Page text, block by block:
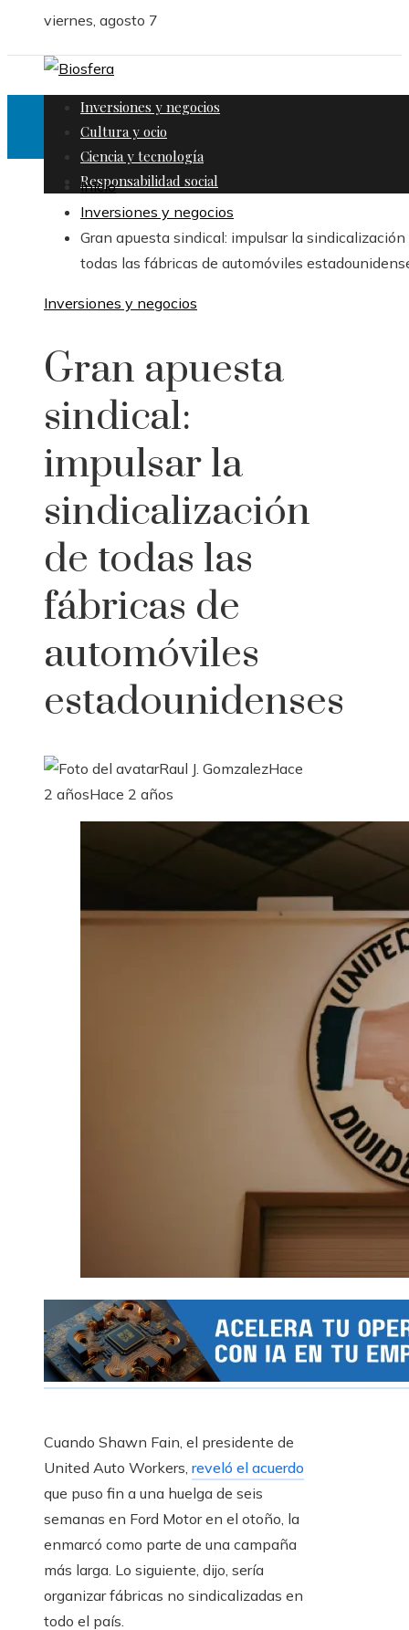
viernes, agosto 7
Inversiones y negocios
Cultura y ocio
Ciencia y tecnología
Responsabilidad social
Inicio
Inversiones y negocios
Gran apuesta sindical: impulsar la sindicalización
todas las fábricas de automóviles
Inversiones y negocios
Gran apuesta
sindical:
impulsar la
sindicalización
de todas las
fábricas de
automóviles
estadounidenses
Raul J. GomzalezHace
2 añosHace 2 años
Cuando Shawn Fain, el presidente de
United Auto Workers, reveló el acuerdo
que puso fin a una huelga de seis
semanas en Ford Motor en el otoño, la
enmarcó como parte de una campaña
más larga. Lo siguiente, dijo, sería
organizar fábricas no sindicalizadas en
todo el país.